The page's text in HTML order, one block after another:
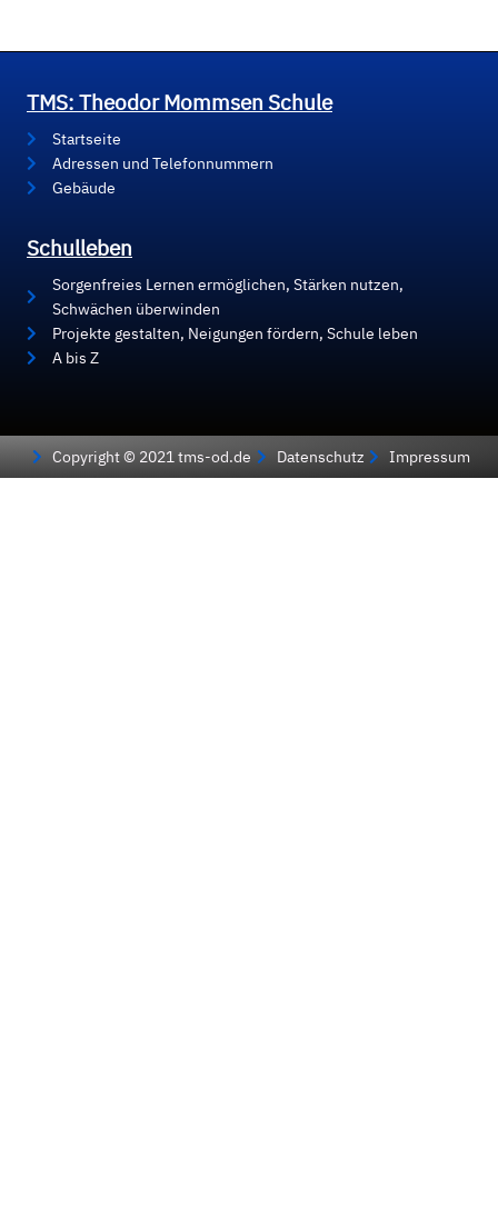
TMS: Theodor Mommsen Schule
Startseite
Adressen und Telefonnummern
Gebäude
Schulleben
Sorgenfreies Lernen ermöglichen, Stärken nutzen,
Schwächen überwinden
Projekte gestalten, Neigungen fördern, Schule leben
A bis Z
Copyright © 2021 tms-od.de Datenschutz Impressum